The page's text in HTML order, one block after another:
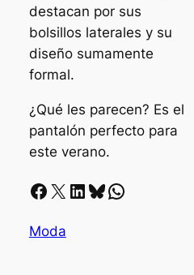
destacan por sus
bolsillos laterales y su
diseño sumamente
formal.
¿Qué les parecen? Es el
pantalón perfecto para
este verano.
Facebook X LinkedIn Bluesky Whatsapp
Moda